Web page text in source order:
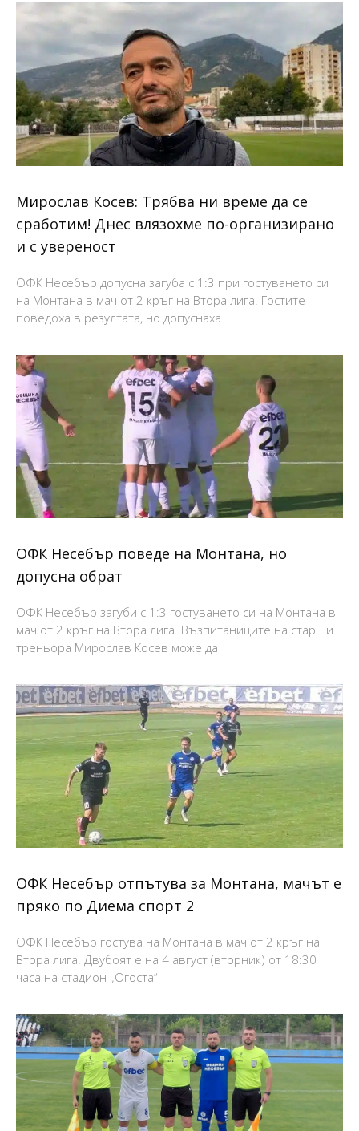
Мирослав Косев: Трябва ни време да се
сработим! Днес влязохме по-организирано
и с увереност
ОФК Несебър допусна загуба с 1:3 при гостуването си
на Монтана в мач от 2 кръг на Втора лига. Гостите
поведоха в резултата, но допуснаха
ОФК Несебър поведе на Монтана, но
допусна обрат
ОФК Несебър загуби с 1:3 гостуването си на Монтана в
мач от 2 кръг на Втора лига. Възпитаниците на старши
треньора Мирослав Косев може да
ОФК Несебър отпътува за Монтана, мачът е
пряко по Диема спорт 2
ОФК Несебър гостува на Монтана в мач от 2 кръг на
Втора лига. Двубоят е на 4 август (вторник) от 18:30
часа на стадион „Огоста“